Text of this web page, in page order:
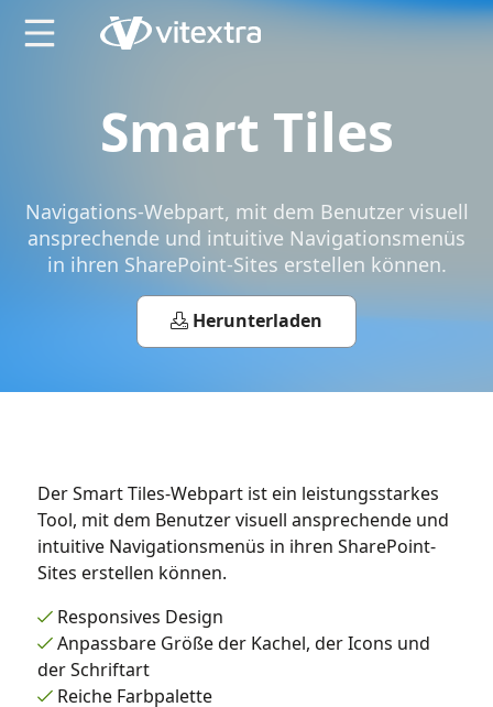
Smart Tiles
Navigations-Webpart, mit dem Benutzer visuell
ansprechende und intuitive Navigationsmenüs
in ihren SharePoint-Sites erstellen können.
Herunterladen
Der Smart Tiles-Webpart ist ein leistungsstarkes
Tool, mit dem Benutzer visuell ansprechende und
intuitive Navigationsmenüs in ihren SharePoint-
Sites erstellen können.
Responsives Design
Anpassbare Größe der Kachel, der Icons und
der Schriftart
Reiche Farbpalette